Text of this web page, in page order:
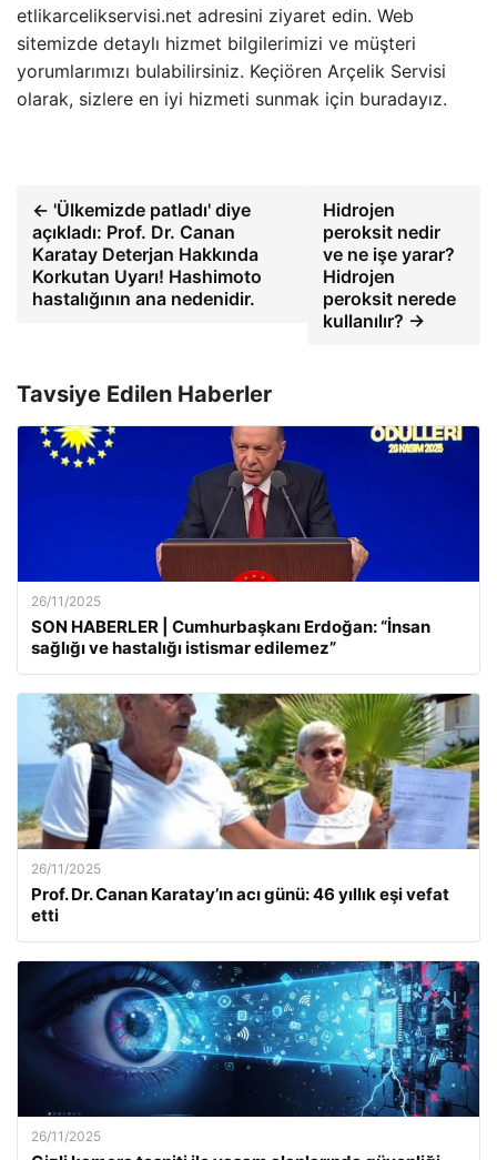
etlikarcelikservisi.net adresini ziyaret edin. Web
sitemizde detaylı hizmet bilgilerimizi ve müşteri
yorumlarımızı bulabilirsiniz. Keçiören Arçelik Servisi
olarak, sizlere en iyi hizmeti sunmak için buradayız.
← 'Ülkemizde patladı' diye
açıkladı: Prof. Dr. Canan
Karatay Deterjan Hakkında
Korkutan Uyarı! Hashimoto
hastalığının ana nedenidir.
Hidrojen
peroksit nedir
ve ne işe yarar?
Hidrojen
peroksit nerede
kullanılır? →
Tavsiye Edilen Haberler
26/11/2025
SON HABERLER | Cumhurbaşkanı Erdoğan: “İnsan
sağlığı ve hastalığı istismar edilemez”
26/11/2025
Prof. Dr. Canan Karatay’ın acı günü: 46 yıllık eşi vefat
etti
26/11/2025